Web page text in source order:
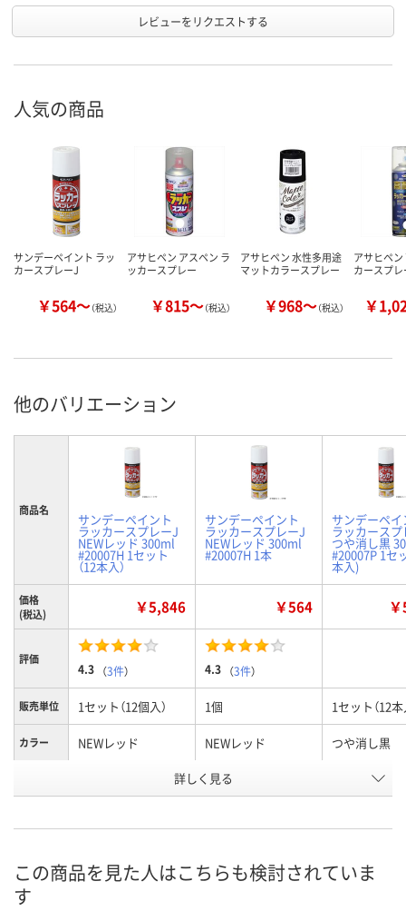
レビューをリクエストする
人気の商品
サンデーペイント ラッ
カースプレーJ
￥564～（税込）
アサヒペン アスペン ラ
ッカースプレー
￥815～（税込）
アサヒペン 水性多用途
マットカラースプレー
￥968～（税込）
アサヒペ
カースプ
￥
他のバリエーション
商品名
サンデーペイント
ラッカースプレーJ
NEWレッド 300ml
#20007H 1セット
（12本入）
サンデーペイント
ラッカースプレーJ
NEWレッド 300ml
#20007H 1本
サンデーペイ
ラッカース
つや消し黒
#20007P 1セ
本入)
価格
(税込)
￥5,846 ￥564
評価
4.3 （3件） 4.3 （3件）
販売単位 1セット（12個入） 1個 1セット（12本
カラー NEWレッド NEWレッド つや消し黒
A798467 EJ33822
8月8日（土）
詳しく見る
この商品を見た人はこちらも検討されていま
す